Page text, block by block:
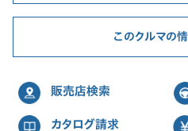
このクルマの
販売店検索
カタログ請求